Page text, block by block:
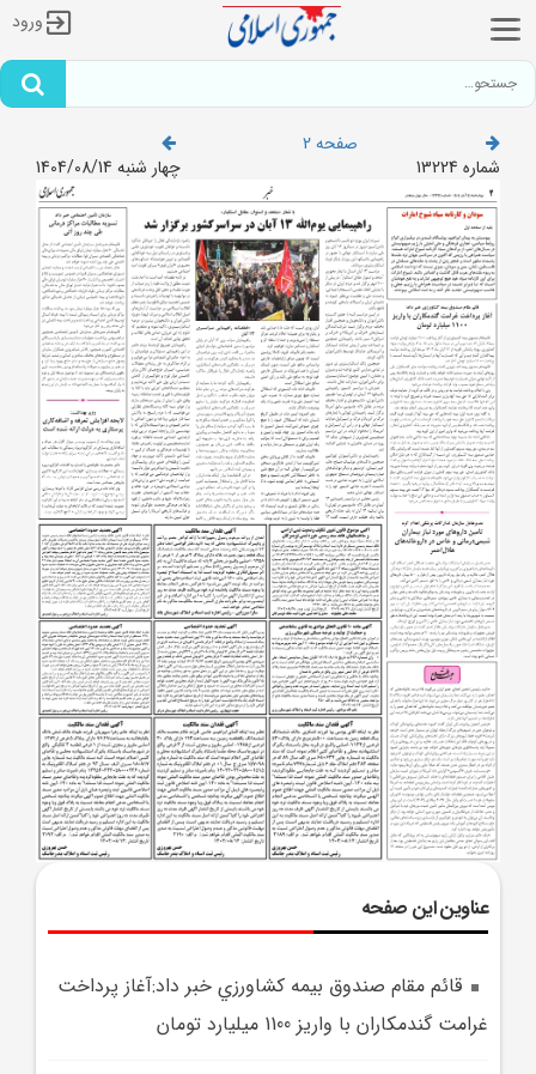
ورود
صفحه 2
شماره 13224
چهار شنبه 1404/08/14
عناوین این صفحه
قائم مقام صندوق بيمه کشاورزي خبر داد:آغاز پرداخت
غرامت گندمکاران با واريز 1100 ميليارد تومان